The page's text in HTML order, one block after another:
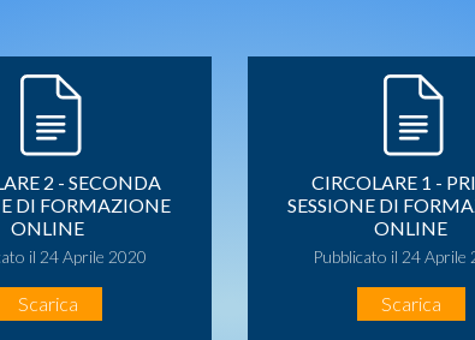
2 - SECONDA
DI FORMAZIONE
ONLINE
il 24 Aprile 2020
Scarica
CIRCOLARE 1 -
SESSIONE DI
ONLINE
Pubblicato il 24 Aprile
Scarica